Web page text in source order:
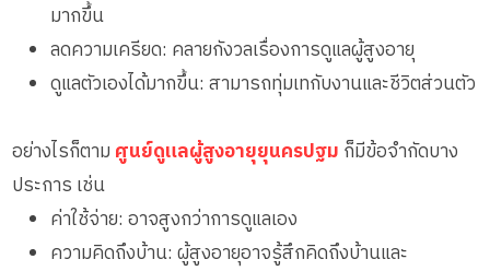
มากขึ้น
ลดความเครียด: คลายกังวลเรื่องการดูแลผู้สูงอายุ
ดูแลตัวเองได้มากขึ้น: สามารถทุ่มเทกับงานและชีวิตส่วนตัว
อย่างไรก็ตาม ศูนย์ดูแลผู้สูงอายุยุนครปฐม ก็มีข้อจำกัดบาง
ประการ เช่น
ค่าใช้จ่าย: อาจสูงกว่าการดูแลเอง
ความคิดถึงบ้าน: ผู้สูงอายุอาจรู้สึกคิดถึงบ้านและ